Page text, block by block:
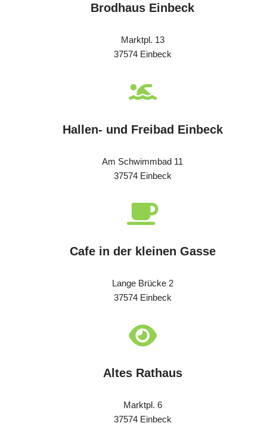
Brodhaus Einbeck
Marktpl. 13
37574 Einbeck
Hallen- und Freibad Einbeck
Am Schwimmbad 11
37574 Einbeck
Cafe in der kleinen Gasse
Lange Brücke 2
37574 Einbeck
Altes Rathaus
Marktpl. 6
37574 Einbeck